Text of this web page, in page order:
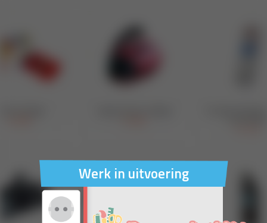
Werk in uitvoering